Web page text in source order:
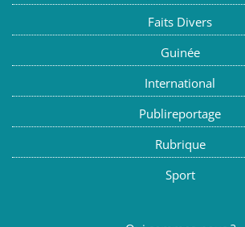
Faits Divers
Guinée
International
Publireportage
Rubrique
Sport